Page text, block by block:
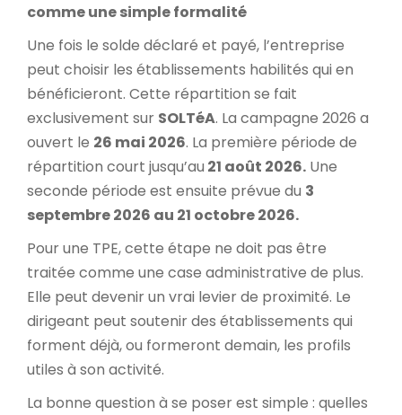
comme une simple formalité
Une fois le solde déclaré et payé, l’entreprise
peut choisir les établissements habilités qui en
bénéficieront. Cette répartition se fait
exclusivement sur SOLTéA. La campagne 2026 a
ouvert le 26 mai 2026. La première période de
répartition court jusqu’au 21 août 2026. Une
seconde période est ensuite prévue du 3
septembre 2026 au 21 octobre 2026.
Pour une TPE, cette étape ne doit pas être
traitée comme une case administrative de plus.
Elle peut devenir un vrai levier de proximité. Le
dirigeant peut soutenir des établissements qui
forment déjà, ou formeront demain, les profils
utiles à son activité.
La bonne question à se poser est simple : quelles